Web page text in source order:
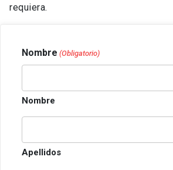
requiera.
Nombre (Obligatorio)
Nombre
Apellidos